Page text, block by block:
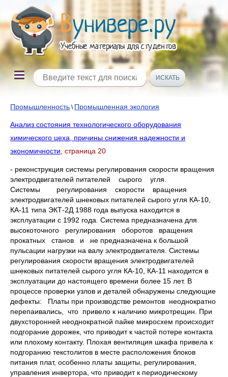
Промышленность \ Промышленная экология
Анализ состояния технологического оборудования
химического цеха, причины снижения надежности и
экономичности , страница 20
- реконструкция системы регулирования скорости вращения
электродвигателей питателей сырого угля.
Системы регулирования скорости вращения
электродвигателей шнековых питателей сырого угля КА-10,
КА-11 типа ЭКТ-2Д 1988 года выпуска находится в
эксплуатации с 1992 года. Система предназначена для
высокоточного регулирования оборотов вращения
прокатных станов и не предназначена к большой
пульсации нагрузки на валу электродвигателя. Системы
регулирования скорости вращения электродвигателей
шнековых питателей сырого угля КА-10, КА-11 находится в
эксплуатации до настоящего времени более 15 лет. В
процессе проверки узлов и деталей обнаружены следующие
дефекты: Платы при производстве ремонтов неоднократно
перепаивались, что привело к наличию микротрещин. При
двухсторонней неоднократной пайке микросхем происходит
подгорание дорожек, что приводит к частой потере контакта
или плохому контакту. Плохая вентиляция шкафа привела к
подгоранию текстолитов в месте расположения блоков
питания плат, особенно платы защиты, регулирования,
управления инвертора, что приводит к периодическому